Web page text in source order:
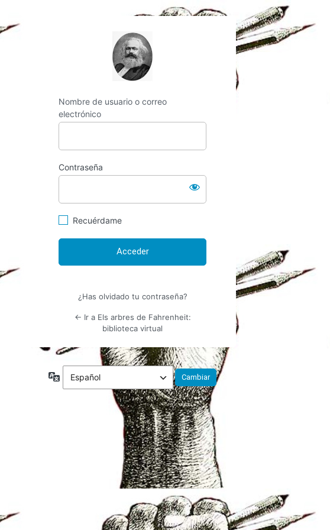
https://espai-marx.net/elsarbres
Nombre de usuario o correo
electrónico
Contraseña
Recuérdame
¿Has olvidado tu contraseña?
← Ir a Els arbres de Fahrenheit:
biblioteca virtual
Idioma